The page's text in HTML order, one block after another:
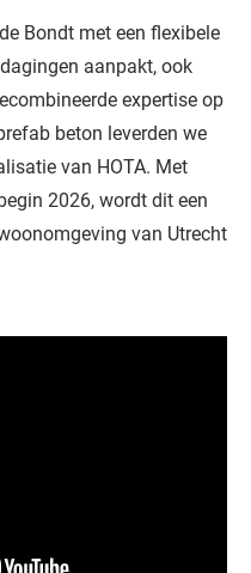
Bondt met een flexibele
aanpakt, ook
expertise op
beton leverden we
van HOTA. Met
2026, wordt dit een
van Utrecht